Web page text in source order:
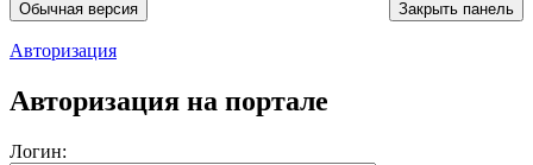
Обычная версия Закрыть панель
Авторизация
Авторизация на портале
Логин: